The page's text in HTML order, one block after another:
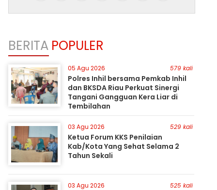
BERITA POPULER
05 Agu 2026 579 kali
Polres Inhil bersama Pemkab Inhil
dan BKSDA Riau Perkuat Sinergi
Tangani Gangguan Kera Liar di
Tembilahan
03 Agu 2026 529 kali
Ketua Forum KKS Penilaian
Kab/Kota Yang Sehat Selama 2
Tahun Sekali
03 Agu 2026 525 kali